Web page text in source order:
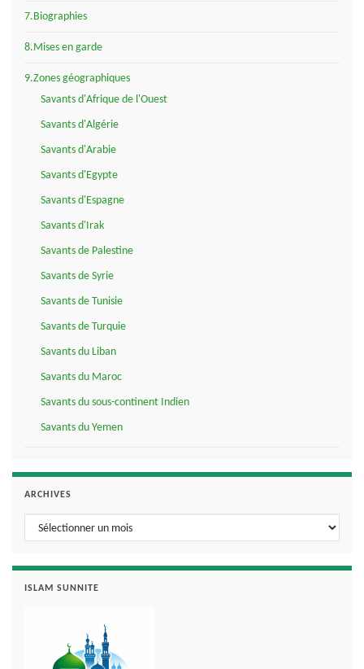
7.Biographies
8.Mises en garde
9.Zones géographiques
Savants d'Afrique de l'Ouest
Savants d'Algérie
Savants d'Arabie
Savants d'Egypte
Savants d'Espagne
Savants d'Irak
Savants de Palestine
Savants de Syrie
Savants de Tunisie
Savants de Turquie
Savants du Liban
Savants du Maroc
Savants du sous-continent Indien
Savants du Yemen
ARCHIVES
Archives
ISLAM SUNNITE